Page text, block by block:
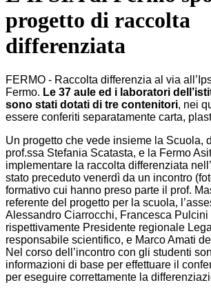
progetto di raccolta
differenziata
FERMO - Raccolta differenzia al via
Fermo. Le 37 aule ed i laboratori
sono stati dotati di tre contenitori, nei
essere conferiti separatamente carta,
Un progetto che vede insieme la Scuola,
prof.ssa Stefania Scatasta, e la Fermo
implementare la raccolta differenziata
stato preceduto venerdì da un incontro
formativo cui hanno preso parte il prof.
referente del progetto per la scuola,
Alessandro Ciarrocchi, Francesca
rispettivamente Presidente regionale
responsabile scientifico, e Marco Amati
Nel corso dell’incontro con gli studenti
informazioni di base per effettuare il
per eseguire correttamente la